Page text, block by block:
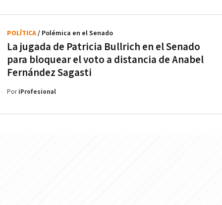
La jugada de Patricia Bullrich en el Senado
para bloquear el voto a distancia de Anabel
Fernández Sagasti
POLÍTICA/ Polémica en el Senado
PoriProfesional